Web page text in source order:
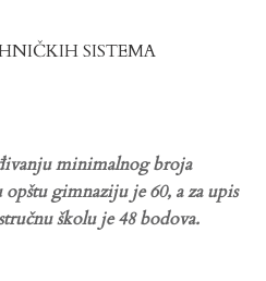
SISTEMA
minimalnog broja
gimnaziju je 60, a za upis
školu je 48 bodova.